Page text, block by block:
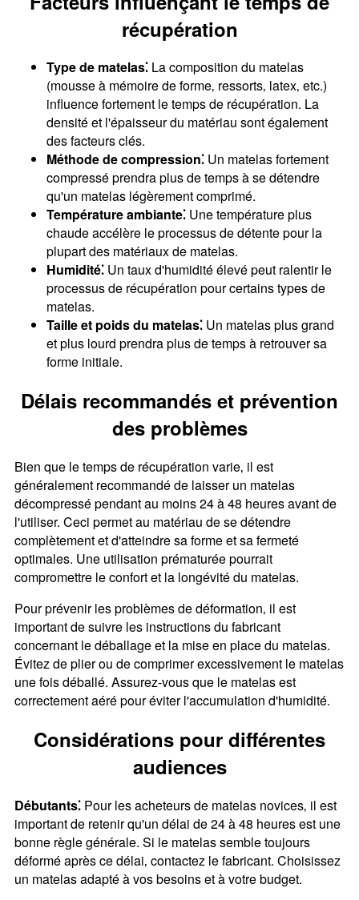
récupération
Type de matelas⁚La composition du matelas
(mousse à mémoire de forme‚ ressorts‚ latex‚ etc.)
influence fortement le temps de récupération. La
densité et l'épaisseur du matériau sont également
des facteurs clés.
Méthode de compression⁚Un matelas fortement
compressé prendra plus de temps à se détendre
qu'un matelas légèrement comprimé.
Température ambiante⁚Une température plus
chaude accélère le processus de détente pour la
plupart des matériaux de matelas.
Humidité⁚Un taux d'humidité élevé peut ralentir le
processus de récupération pour certains types de
matelas.
Taille et poids du matelas⁚Un matelas plus grand
et plus lourd prendra plus de temps à retrouver sa
forme initiale.
Délais recommandés et prévention
des problèmes
Bien que le temps de récupération varie‚ il est
généralement recommandé de laisser un matelas
décompressé pendant au moins 24 à 48 heures avant de
l'utiliser. Ceci permet au matériau de se détendre
complètement et d'atteindre sa forme et sa fermeté
optimales. Une utilisation prématurée pourrait
compromettre le confort et la longévité du matelas.
Pour prévenir les problèmes de déformation‚ il est
important de suivre les instructions du fabricant
concernant le déballage et la mise en place du matelas.
Évitez de plier ou de comprimer excessivement le matelas
une fois déballé. Assurez-vous que le matelas est
correctement aéré pour éviter l'accumulation d'humidité.
Considérations pour différentes
audiences
Débutants⁚Pour les acheteurs de matelas novices‚ il est
important de retenir qu'un délai de 24 à 48 heures est une
bonne règle générale. Si le matelas semble toujours
déformé après ce délai‚ contactez le fabricant. Choisissez
un matelas adapté à vos besoins et à votre budget.